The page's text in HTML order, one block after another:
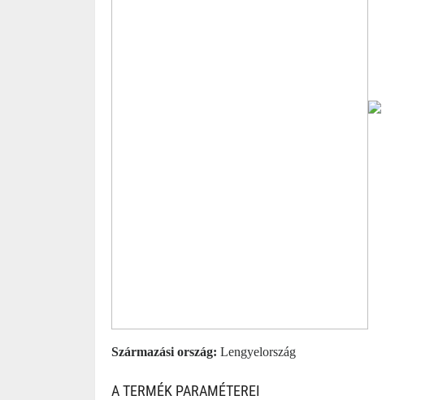
Származási ország: Lengyelország
A TERMÉK PARAMÉTEREI